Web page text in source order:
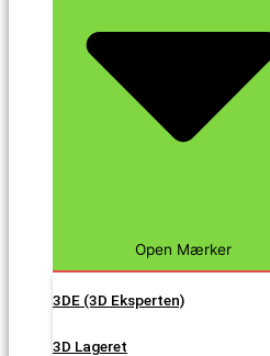
Open Mærker
3DE (3D Eksperten)
3D Lageret